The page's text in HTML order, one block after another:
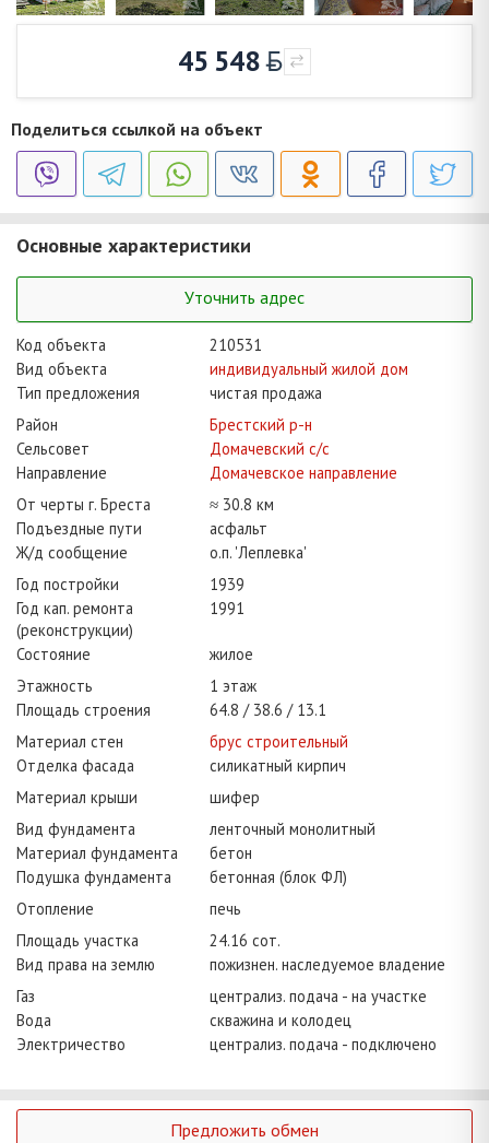
45 548
Поделиться ссылкой на объект
Основные характеристики
Уточнить адрес
Код объекта
210531
Вид объекта
индивидуальный жилой дом
Тип предложения
чистая продажа
Район
Брестский р-н
Сельсовет
Домачевский с/с
Направление
Домачевское направление
От черты г. Бреста
≈ 30.8 км
Подъездные пути
асфальт
Ж/д сообщение
о.п. 'Леплевка'
Год постройки
1939
Год кап. ремонта
(реконструкции)
1991
Состояние
жилое
Этажность
1 этаж
Площадь строения
64.8 38.6
13.1
Материал стен
брус строительный
Отделка фасада
силикатный кирпич
Материал крыши
шифер
Вид фундамента
ленточный монолитный
Материал фундамента
бетон
Подушка фундамента
бетонная (блок ФЛ)
Отопление
печь
Площадь участка
24.16 сот.
Вид права на землю
пожизнен. наследуемое владение
Газ
централиз. подача - на участке
Вода
скважина и колодец
Электричество
централиз. подача - подключено
Предложить обмен